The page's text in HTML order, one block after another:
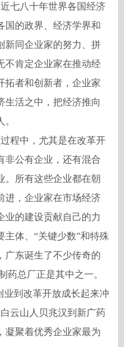
七八十年世界各国经济
国的政界、经济学界和
新同企业家的努力、拼
不肯定企业家在推动经
拓者和创新者，企业家
生活之中，把经济推向
程中，尤其是在改革开
非公有企业，还有混合
。所有这些企业都在朝
进，企业家在市场经济
业的建设贡献自己的力
体、 “关键少数”和特殊
广东诞生了不少传奇的
药总厂正是其中之一。
业到改革开放成长起来冲
云山人贝兆汉到新广药
凝聚着优秀企业家最为